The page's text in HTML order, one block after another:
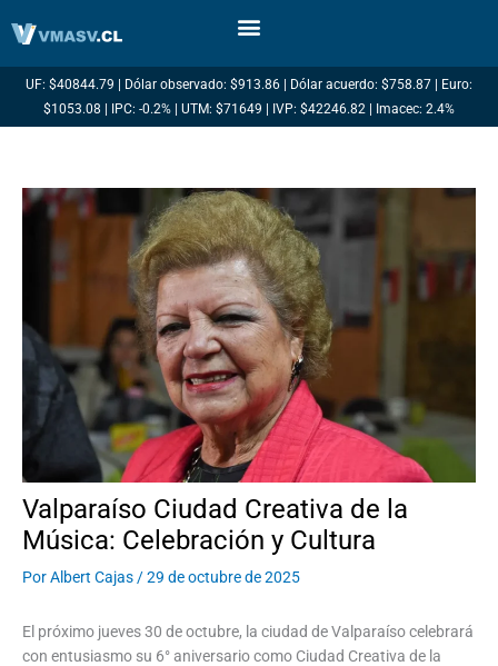
UF: $40844.79 | Dólar observado: $913.86 | Dólar acuerdo: $758.87 | Euro:
$1053.08 | IPC: -0.2% | UTM: $71649 | IVP: $42246.82 | Imacec: 2.4%
Valparaíso Ciudad Creativa de la
Música: Celebración y Cultura
PorAlbert Cajas/29 de octubre de 2025
El próximo jueves 30 de octubre, la ciudad de Valparaíso celebrará
con entusiasmo su 6° aniversario como Ciudad Creativa de la